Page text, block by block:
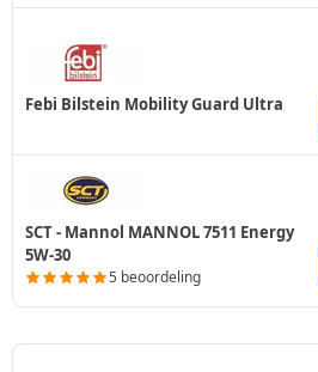
Febi Bilstein Mobility Guard Ultra
SCT - Mannol MANNOL 7511 Energy
5W-30
5 beoordeling